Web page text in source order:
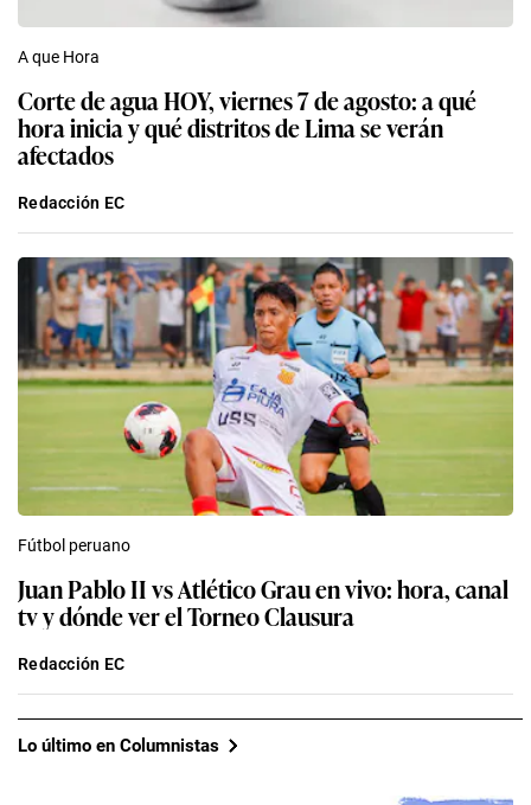
A que Hora
Corte de agua HOY, viernes 7 de agosto: a qué
hora inicia y qué distritos de Lima se verán
afectados
Redacción EC
Fútbol peruano
Juan Pablo II vs Atlético Grau en vivo: hora, canal
tv y dónde ver el Torneo Clausura
Redacción EC
Lo último en Columnistas